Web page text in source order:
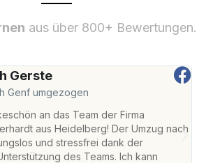
aus über 800+ Bewertungen.
Gerste
Genf umgezogen
an das Team der Firma
aus Heidelberg! Der Umzug nach
und stressfrei dank der
des Teams. Ich kann